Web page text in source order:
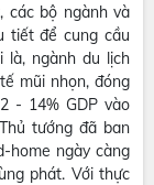
các bộ ngành và
tiết để cung cầu
là, ngành du lịch
mũi nhọn, đóng
- 14% GDP vào
tướng đã ban
home ngày càng
phát. Với thực